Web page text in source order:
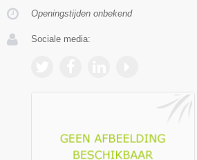
Openingstijden onbekend
Sociale media: